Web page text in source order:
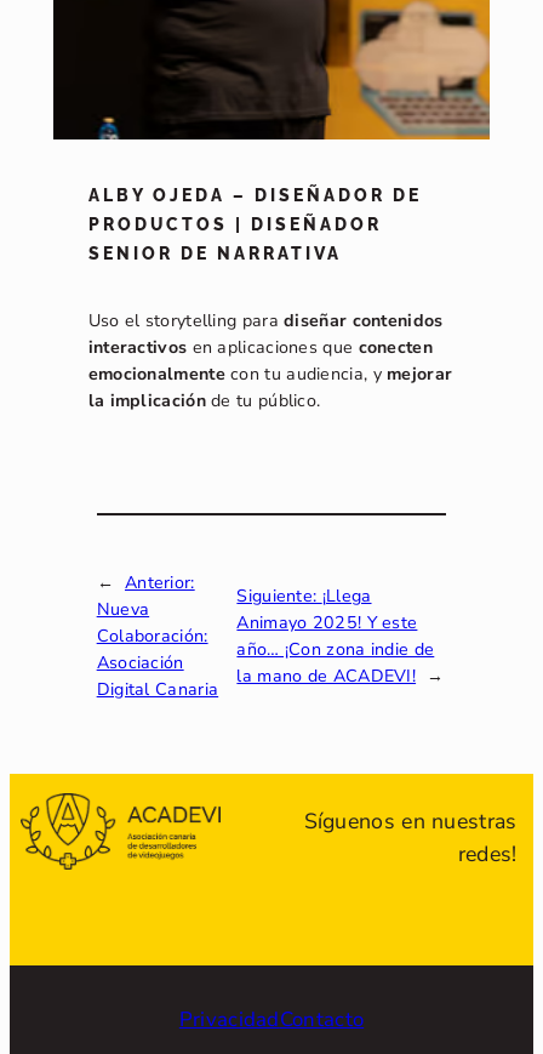
ALBY OJEDA – DISEÑADOR DE
PRODUCTOS | DISEÑADOR
SENIOR DE NARRATIVA
Uso el storytelling paradiseñar contenidos
interactivos en aplicaciones que conecten
emocionalmentecon tu audiencia, ymejorar
la implicaciónde tu público.
← Anterior:
Nueva
Colaboración:
Asociación
Digital Canaria
Siguiente: ¡Llega
Animayo 2025! Y este
año… ¡Con zona indie de
la mano de ACADEVI! →
Síguenos en nuestras
redes!
PrivacidadContacto